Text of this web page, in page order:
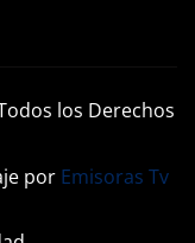
los Derechos
por Emisoras Tv